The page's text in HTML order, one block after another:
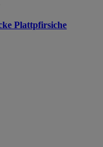
Plattpfirsiche